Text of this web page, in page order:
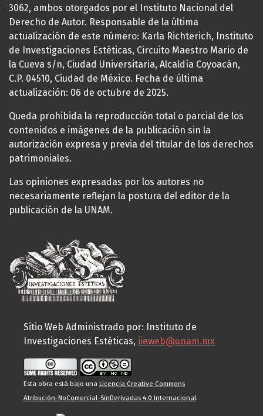
3062, ambos otorgados por el Instituto Nacional del
Derecho de Autor. Responsable de la última
actualización de este número: Karla Richterich, Instituto
de Investigaciones Estéticas, Circuito Maestro Mario de
la Cueva s/n, Ciudad Universitaria, Alcaldía Coyoacán,
C.P. 04510, Ciudad de México. Fecha de última
actualización: 06 de octubre de 2025.
Queda prohibida la reproducción total o parcial de los
contenidos e imágenes de la publicación sin la
autorización expresa y previa del titular de los derechos
patrimoniales.
Las opiniones expresadas por los autores no
necesariamente reflejan la postura del editor de la
publicación de la UNAM.
Sitio Web Administrado por: Instituto de
Investigaciones Estéticas, iieweb@unam.mx
Esta obra está bajo una Licencia Creative Commons
Atribución-NoComercial-SinDerivadas 4.0 Internacional.